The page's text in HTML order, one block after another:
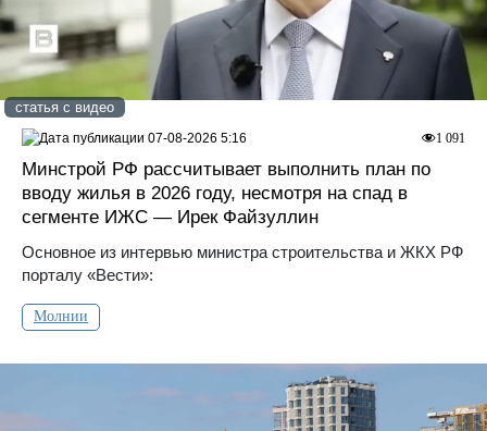
статья с видео
Минстрой РФ рассчитывает выполнить план по
вводу жилья в 2026 году, несмотря на спад в
сегменте ИЖС — Ирек Файзуллин
Основное из интервью министра строительства и ЖКХ РФ
порталу «Вести»:
Молнии
1 091
07-08-2026 5:16